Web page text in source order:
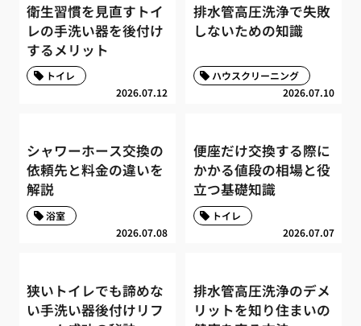
衛生習慣を見直すトイ
レの手洗い器を後付け
するメリット
2026.07.12
トイレ
排水管高圧洗浄で失敗
しないための知識
2026.07.10
ハウスクリーニング
シャワーホース交換の
依頼先と料金の違いを
解説
2026.07.08
浴室
便座だけ交換する際に
かかる値段の相場と役
立つ基礎知識
2026.07.07
トイレ
狭いトイレでも諦めな
い手洗い器後付けリフ
排水管高圧洗浄のデメ
リットを知り住まいの